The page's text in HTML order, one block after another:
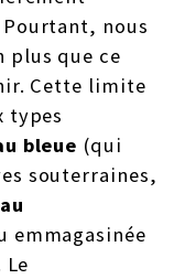
Pourtant, nous
plus que ce
Cette limite
types
bleue (qui
souterraines,
emmagasinée